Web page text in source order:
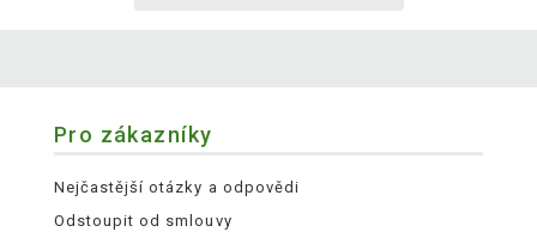
Pro zákazníky
Nejčastější otázky a odpovědi
Odstoupit od smlouvy